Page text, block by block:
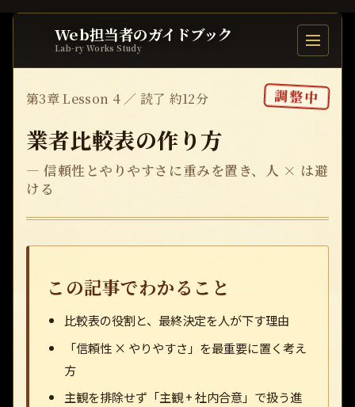
Web担当者のガイドブック
Lab-ry Works Study 目次を開
調整中
第3章 Lesson 4 ／ 読了 約12分
業者比較表の作り方
— 信頼性とやりやすさに重みを置き、人 × は避
ける
この記事でわかること
比較表の役割と、最終決定を人が下す理由
「信頼性 × やりやすさ」を最重要に置く考え
方
主観を排除せず「主観 + 社内合意」で扱う進